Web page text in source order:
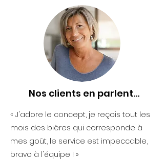
Nos clients en parlent...
« J'adore le concept, je reçois tout les
mois des bières qui corresponde à
mes goût, le service est impeccable,
bravo à l'équipe ! »